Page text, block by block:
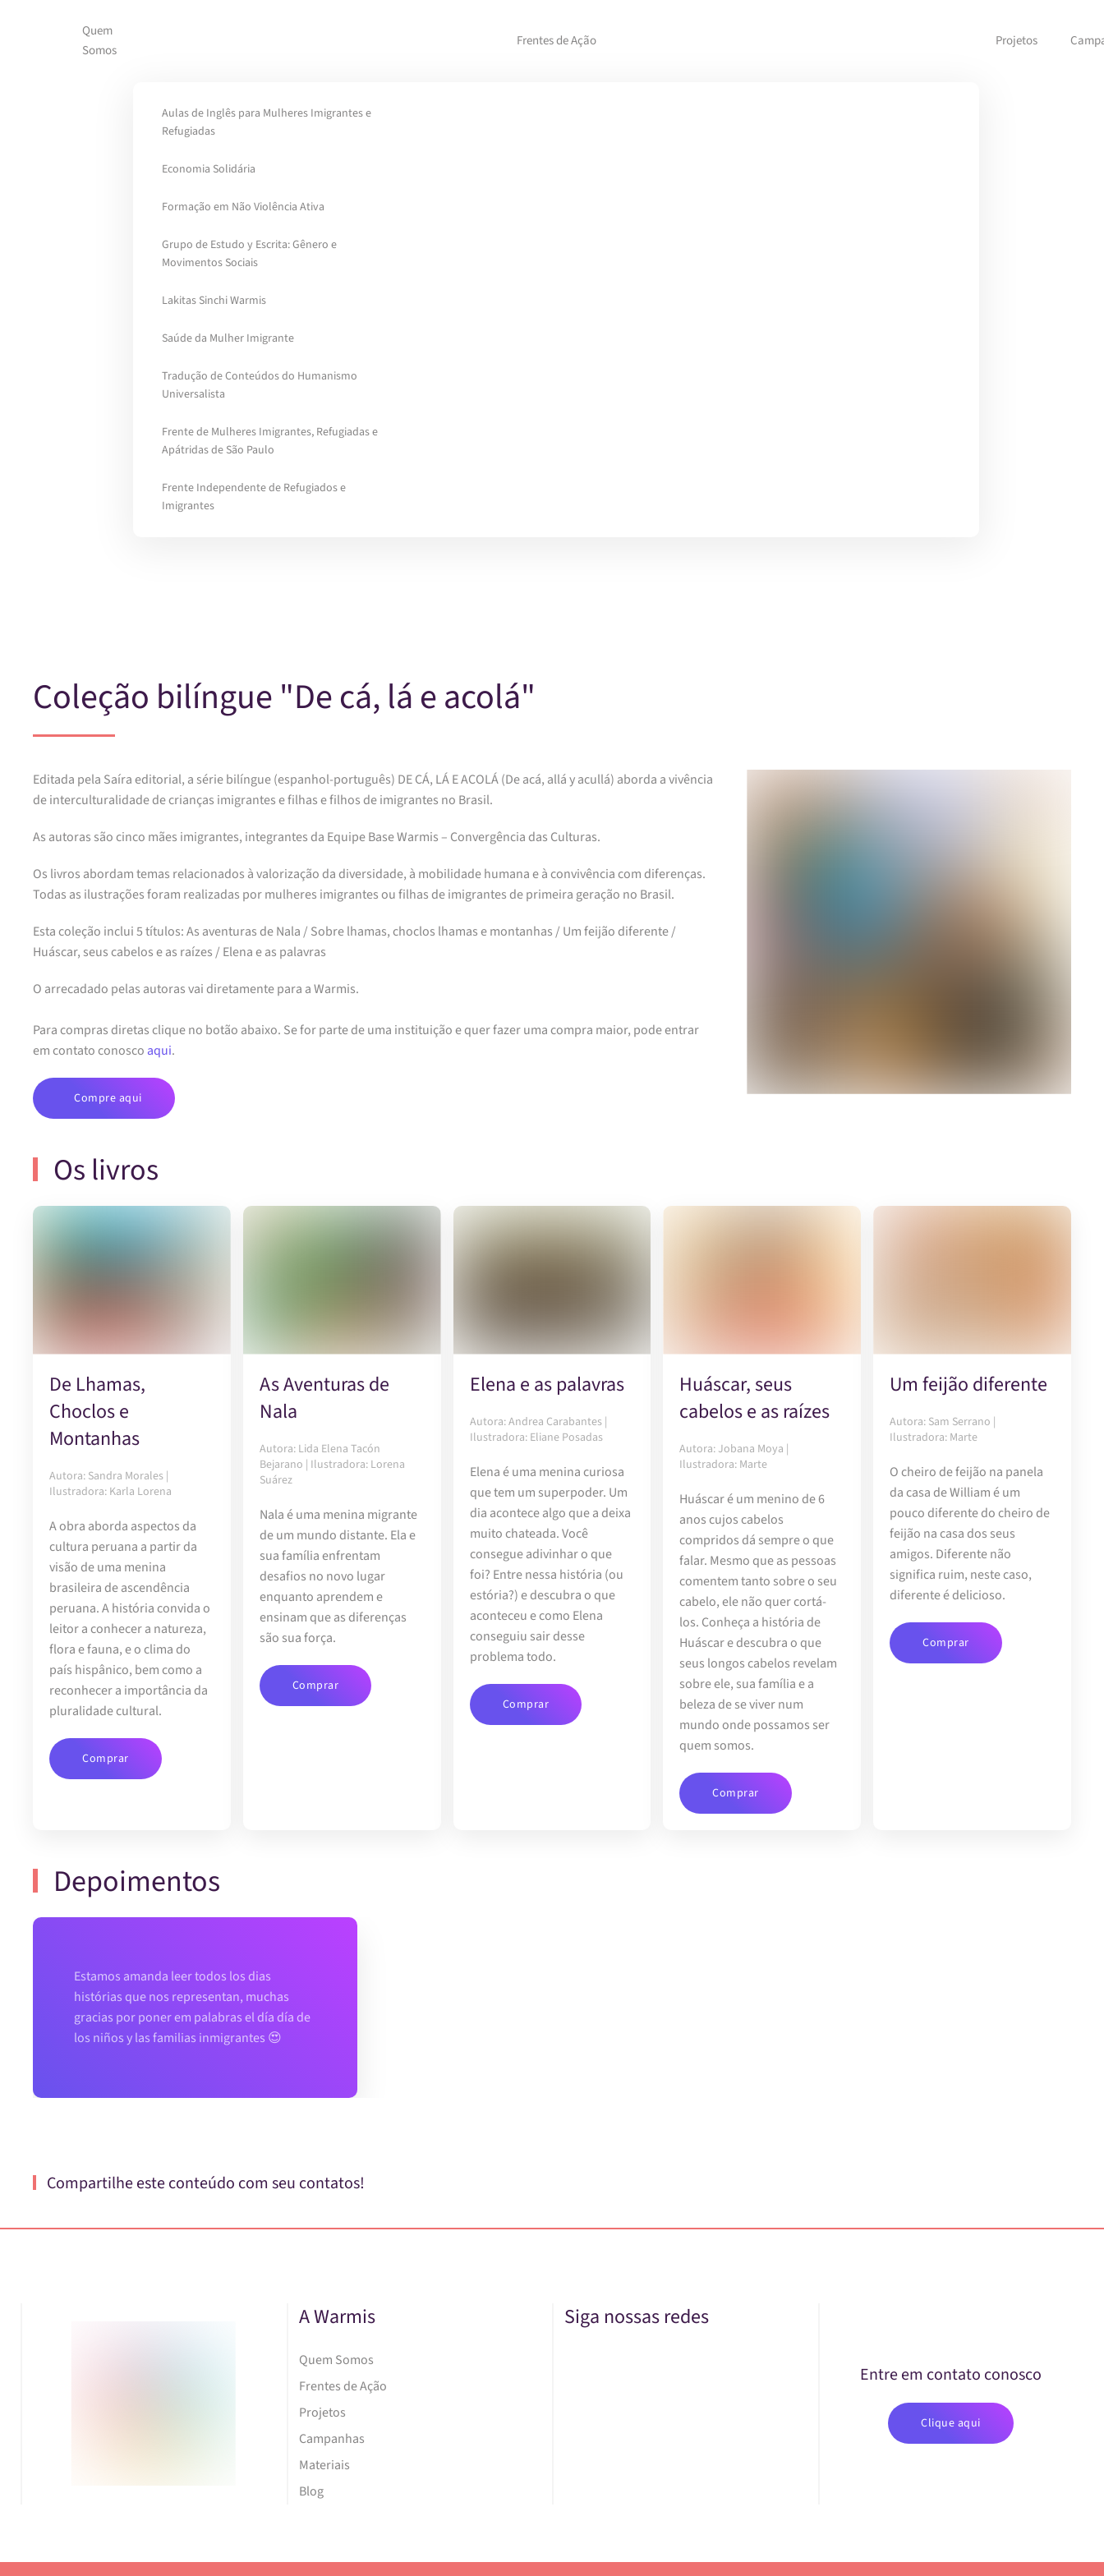
Skip to main content
Quem
Somos
Frentes de Ação
Aulas de Inglês para Mulheres Imigrantes e
Refugiadas
Economia Solidária
Formação em Não Violência Ativa
Grupo de Estudo y Escrita: Gênero e
Movimentos Sociais
Lakitas Sinchi Warmis
Saúde da Mulher Imigrante
Tradução de Conteúdos do Humanismo
Universalista
Frente de Mulheres Imigrantes, Refugiadas e
Apátridas de São Paulo
Frente Independente de Refugiados e
Imigrantes
Projetos
Coleção bilíngue "De cá, lá e acolá"
Editada pela Saíra editorial, a série bilíngue (espanhol-português) DE CÁ, LÁ E ACOLÁ (De acá, allá y acullá) aborda a vivência
de interculturalidade de crianças imigrantes e filhas e filhos de imigrantes no Brasil.
As autoras são cinco mães imigrantes, integrantes da Equipe Base Warmis – Convergência das Culturas.
Os livros abordam temas relacionados à valorização da diversidade, à mobilidade humana e à convivência com diferenças.
Todas as ilustrações foram realizadas por mulheres imigrantes ou filhas de imigrantes de primeira geração no Brasil.
Esta coleção inclui 5 títulos: As aventuras de Nala / Sobre lhamas, choclos lhamas e montanhas / Um feijão diferente /
Huáscar, seus cabelos e as raízes / Elena e as palavras
O arrecadado pelas autoras vai diretamente para a Warmis.
Para compras diretas clique no botão abaixo. Se for parte de uma instituição e quer fazer uma compra maior, pode entrar
em contato conosco aqui.
Compre aqui
Os livros
De Lhamas,
Choclos e
Montanhas
Autora: Sandra Morales |
Ilustradora: Karla Lorena
A obra aborda aspectos da
cultura peruana a partir da
visão de uma menina
brasileira de ascendência
peruana. A história convida o
leitor a conhecer a natureza,
flora e fauna, e o clima do
país hispânico, bem como a
reconhecer a importância da
pluralidade cultural.
Comprar
As Aventuras de
Nala
Autora: Lida Elena Tacón
Bejarano | Ilustradora: Lorena
Suárez
Nala é uma menina migrante
de um mundo distante. Ela e
sua família enfrentam
desafios no novo lugar
enquanto aprendem e
ensinam que as diferenças
são sua força.
Comprar
Elena e as palavras
Autora: Andrea Carabantes |
Ilustradora: Eliane Posadas
Elena é uma menina curiosa
que tem um superpoder. Um
dia acontece algo que a deixa
muito chateada. Você
consegue adivinhar o que
foi? Entre nessa história (ou
estória?) e descubra o que
aconteceu e como Elena
conseguiu sair desse
problema todo.
Comprar
Huáscar, seus
cabelos e as raízes
Autora: Jobana Moya |
Ilustradora: Marte
Huáscar é um menino de 6
anos cujos cabelos
compridos dá sempre o que
falar. Mesmo que as pessoas
comentem tanto sobre o seu
cabelo, ele não quer cortá-
los. Conheça a história de
Huáscar e descubra o que
seus longos cabelos revelam
sobre ele, sua família e a
beleza de se viver num
mundo onde possamos ser
quem somos.
Comprar
Um feijão diferente
Autora: Sam Serrano |
Ilustradora: Marte
O cheiro de feijão na panela
da casa de William é um
pouco diferente do cheiro de
feijão na casa dos seus
amigos. Diferente não
significa ruim, neste caso,
diferente é delicioso.
Comprar
Depoimentos
Estamos amanda leer todos los dias
histórias que nos representan, muchas
gracias por poner em palabras el día día de
los niños y las familias inmigrantes 😍
Compartilhe este conteúdo com seu contatos!
A Warmis
Quem Somos
Frentes de Ação
Projetos
Campanhas
Materiais
Blog
Siga nossas redes
Entre em contato conosco
Clique aqui